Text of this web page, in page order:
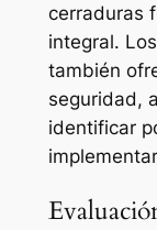
cerraduras
integral.
también
seguridad,
identificar